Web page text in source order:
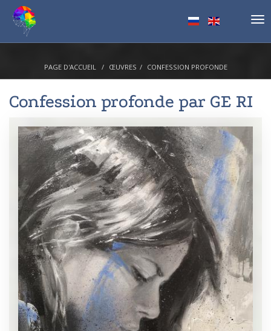
PAGE D'ACCUEIL ŒUVRES CONFESSION PROFONDE
Confession profonde par GE RI